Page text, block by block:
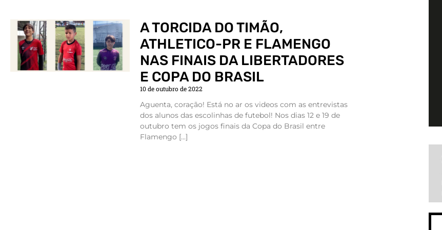
A TORCIDA DO TIMÃO,
ATHLETICO-PR E FLAMENGO
NAS FINAIS DA LIBERTADORES
E COPA DO BRASIL
10 de outubro de 2022
Aguenta, coração! Está no ar os videos com as entrevistas
dos alunos das escolinhas de futebol! Nos dias 12 e 19 de
outubro tem os jogos finais da Copa do Brasil entre
Flamengo […]